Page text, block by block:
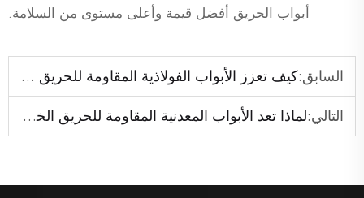
أبواب الحريق أفضل قيمة وأعلى مستوى من السلامة.
السابق:كيف تعزز الأبواب الفولاذية المقاومة للحريق سلامة المباني
التالي:لماذا تعد الأبواب المعدنية المقاومة للحريق الخيار الأفضل للمنشآت عالية الخطورة